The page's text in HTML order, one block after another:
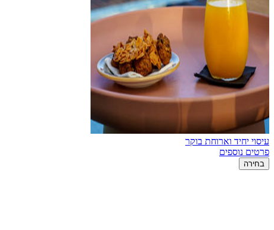
עיסוי יחיד וארוחת בוקר
פרטים נוספים
בחירה